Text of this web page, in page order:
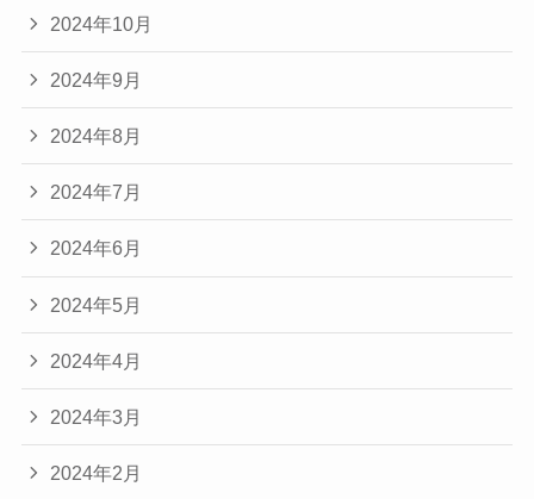
2024年10月
2024年9月
2024年8月
2024年7月
2024年6月
2024年5月
2024年4月
2024年3月
2024年2月